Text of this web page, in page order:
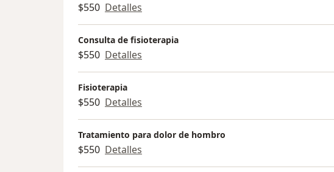
$550 Detalles
Consulta de fisioterapia
$550 Detalles
Fisioterapia
$550 Detalles
Tratamiento para dolor de hombro
$550 Detalles